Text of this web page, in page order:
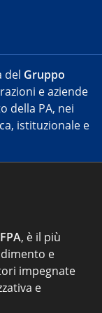
del Gruppo
e aziende
della PA, nei
istituzionale e
FPA, è il più
e
impegnate
e